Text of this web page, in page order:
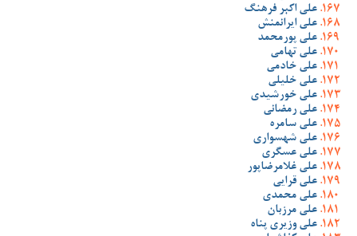
علی اکبر فرهنگ
علی ایرانمنش
علی پورمحمد
علی تهامی
علی خادمی
علی خلیلی
علی خورشیدی
علی رمضانی
علی سامره
علی شهسواری
علی عسگری
علی غلامرضاپور
علی قرایی
علی محمدی
علی مرزبان
علی وزیری پناه